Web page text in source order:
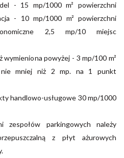
- 15 mp/1000 m² powierzchni
- 10 mp/1000 m² powierzchni
2,5 mp/10 miejsc
wymieniona powyżej - 3 mp/100 m²
nie mniej niż 2 mp. na 1 punkt
handlowo-usługowe 30 mp/1000
zespołów parkingowych należy
z płyt ażurowych